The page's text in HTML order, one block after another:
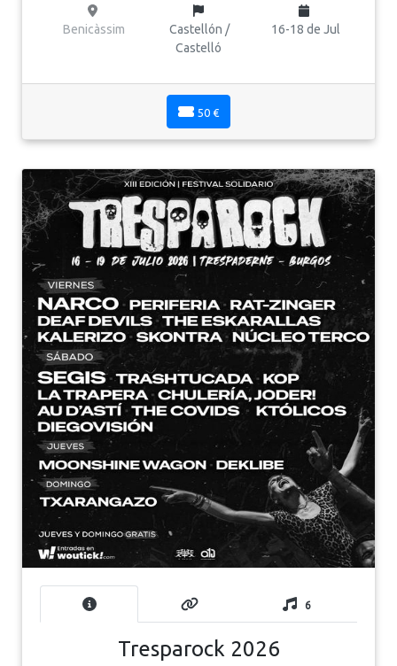
Benicàssim
Castellón /
Castelló
16-18 de Jul
50 €
6
Tresparock 2026